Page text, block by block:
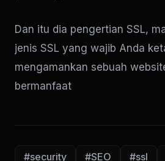
Dan itu dia pengertian SSL,
jenis SSL yang wajib Anda
mengamankan sebuah
bermanfaat
#security #SEO #ssl